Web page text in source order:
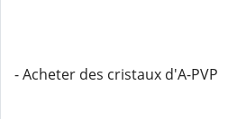
- Acheter des cristaux d'A-PVP